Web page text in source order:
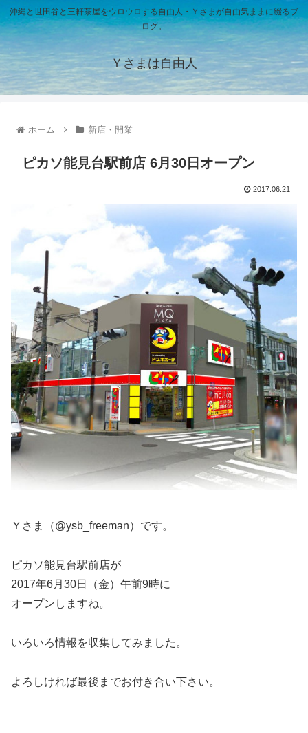
沖縄と世田谷と三軒茶屋をウロウロする自由人・Ｙさまが自由気ままに綴るブ
ログ。
Ｙさまは自由人
ホーム 新店・開業
ピカソ能見台駅前店 6月30日オープン
2017.06.21
Ｙさま（@ysb_freeman）です。
ピカソ能見台駅前店が
2017年6月30日（金）午前9時に
オープンしますね。
いろいろ情報を収集してみました。
よろしければ最後までお付き合い下さい。